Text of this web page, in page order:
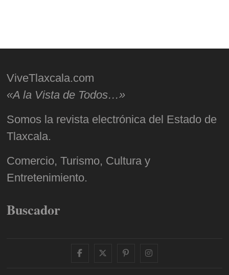
ViveTlaxcala.com
«A la Vista de Todos…»
Somos la revista electrónica del Estado de
Tlaxcala.
Comercio, Turismo, Cultura y
Entretenimiento.
Buscador
facebooktwitter
pinterestinstagram